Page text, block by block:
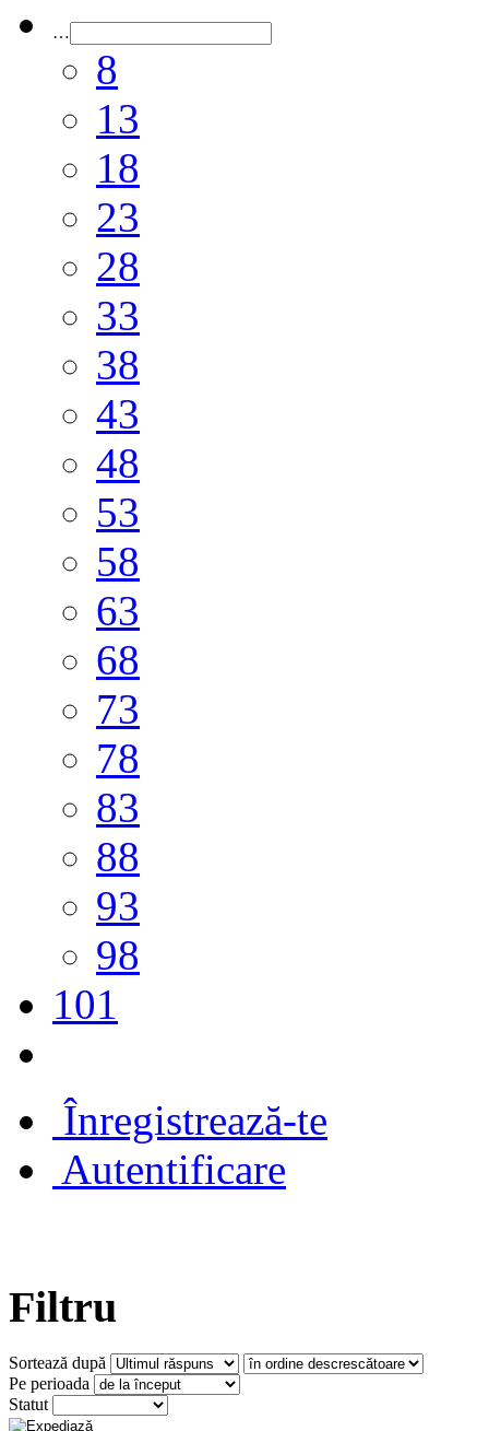
…
8
13
18
23
28
33
38
43
48
53
58
63
68
73
78
83
88
93
98
101
Înregistrează-te
Autentificare
Filtru
Sortează după
Pe perioada
Statut